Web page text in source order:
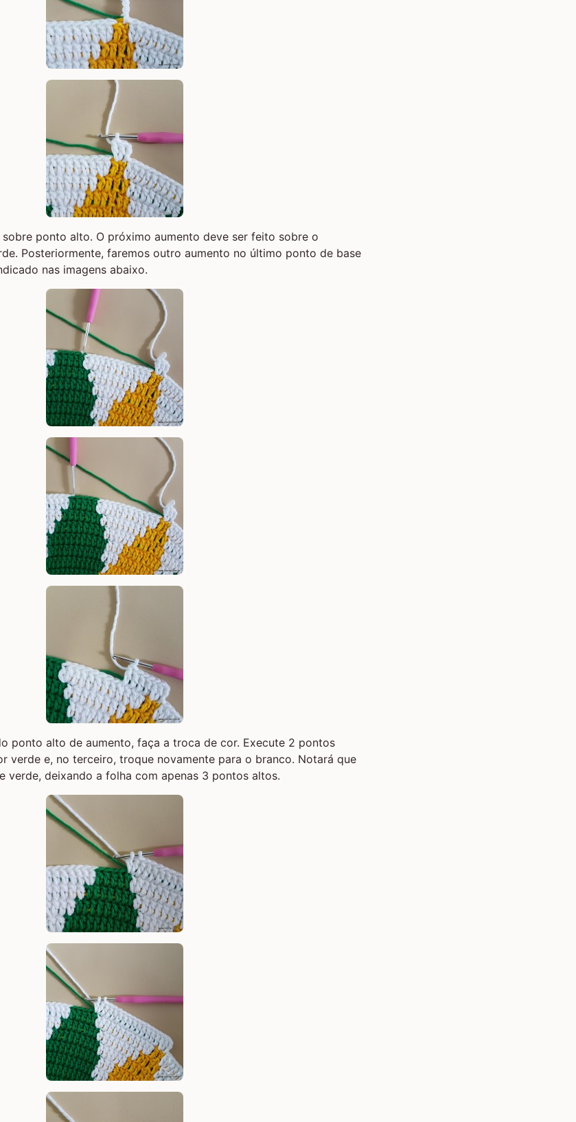
ponto alto. O próximo aumento deve ser feito sobre o
Posteriormente, faremos outro aumento no último ponto de base
nas imagens abaixo.
ponto alto de aumento, faça a troca de cor. Execute 2 pontos
verde e, no terceiro, troque novamente para o branco. Notará que
verde, deixando a folha com apenas 3 pontos altos.